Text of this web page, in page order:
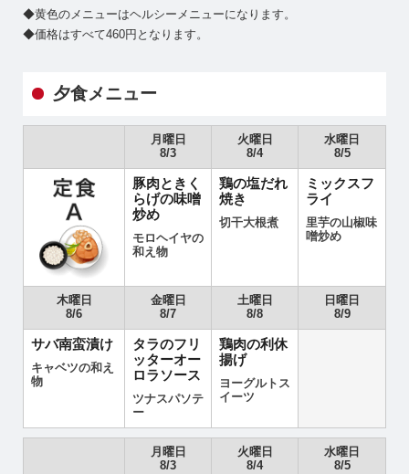
◆黄色のメニューはヘルシーメニューになります。
◆価格はすべて460円となります。
夕食メニュー
月曜日
8/3
火曜日
8/4
水曜日
8/5
豚肉ときく
らげの味噌
炒め
モロヘイヤの
和え物
鶏の塩だれ
焼き
切干大根煮
ミックスフ
ライ
里芋の山椒味
噌炒め
木曜日
8/6
金曜日
8/7
土曜日
8/8
日曜日
8/9
サバ南蛮漬け
キャベツの和え
物
タラのフリ
ッターオー
ロラソース
ツナスパソテ
ー
鶏肉の利休
揚げ
ヨーグルトス
イーツ
月曜日
8/3
火曜日
8/4
水曜日
8/5